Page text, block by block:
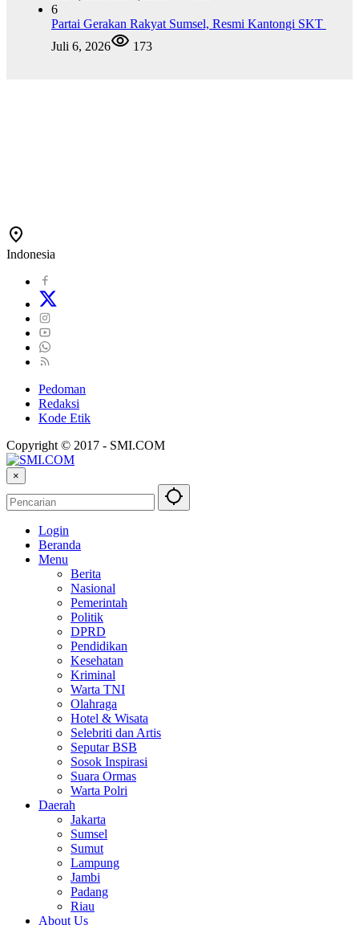
6
Partai Gerakan Rakyat Sumsel, Resmi Kantongi SKT
Juli 6, 2026
173
Indonesia
Pedoman
Redaksi
Kode Etik
Copyright © 2017 - SMI.COM
×
Login
Beranda
Menu
Berita
Nasional
Pemerintah
Politik
DPRD
Pendidikan
Kesehatan
Kriminal
Warta TNI
Olahraga
Hotel & Wisata
Selebriti dan Artis
Seputar BSB
Sosok Inspirasi
Suara Ormas
Warta Polri
Daerah
Jakarta
Sumsel
Sumut
Lampung
Jambi
Padang
Riau
About Us